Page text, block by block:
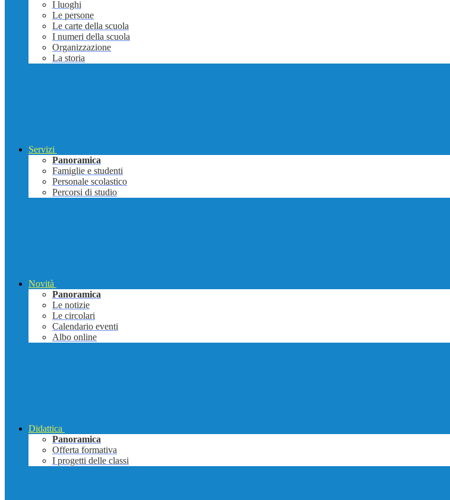
I luoghi
Le persone
Le carte della scuola
I numeri della scuola
Organizzazione
La storia
Servizi
Panoramica
Famiglie e studenti
Personale scolastico
Percorsi di studio
Novità
Panoramica
Le notizie
Le circolari
Calendario eventi
Albo online
Didattica
Panoramica
Offerta formativa
I progetti delle classi